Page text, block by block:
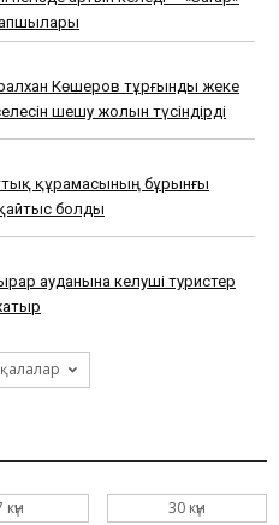
Көшеров тұрғынды жеке
шешу жолын түсіндірді
құрамасының бұрынғы
болды
ауданына келуші туристер
күн 30 күн